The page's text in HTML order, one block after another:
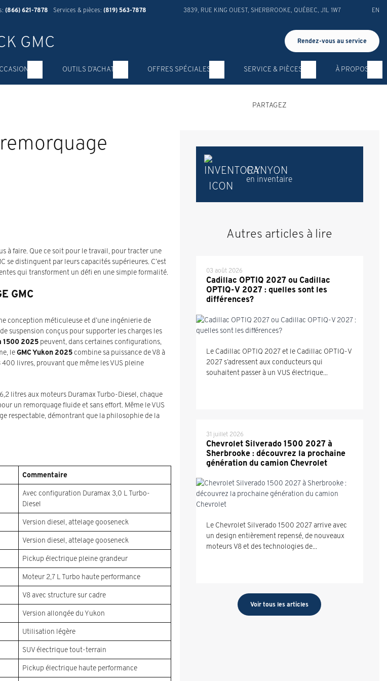
(866) 621-7878 Services & pièces: (819) 563-7878 3839, RUE KING OUEST SHERBROOKE QUÉBEC J1L 1W7 EN
Rendez-vous au service
OUTILS D’ACHAT OFFRES SPÉCIALES SERVICE & PIÈCES À PROPOS
PARTAGEZ
à faire. Que ce soit pour le travail, pour tracter une
se distinguent par leurs capacités supérieures. C’est
qui transforment un défi en une simple formalité.
GMC
conception méticuleuse et d’une ingénierie de
suspension conçus pour supporter les charges les
1500 2025 peuvent, dans certaines configurations,
leGMC Yukon 2025 combine sa puissance de V8 à
livres, prouvant que même les VUS pleine
litres aux moteurs Duramax Turbo-Diesel, chaque
un remorquage fluide et sans effort. Même le VUS
respectable, démontrant que la philosophie de la
Commentaire
Avec configuration Duramax 3,0 L Turbo-
Diesel
Version diesel, attelage gooseneck
Version diesel, attelage gooseneck
Pickup électrique pleine grandeur
Moteur 2,7 L Turbo haute performance
V8 avec structure sur cadre
Version allongée du Yukon
Utilisation légère
SUV électrique tout-terrain
Pickup électrique haute performance
CANYON
en inventaire
Autres articles à lire
03 août 2026
Cadillac OPTIQ 2027 ou Cadillac
OPTIQ-V 2027 : quelles sont les
différences?
Le Cadillac OPTIQ 2027 et le Cadillac OPTIQ-V
2027 s’adressent aux conducteurs qui
souhaitent passer à un VUS électrique...
31 juillet 2026
Chevrolet Silverado 1500 2027 à
Sherbrooke : découvrez la prochaine
génération du camion Chevrolet
Le Chevrolet Silverado 1500 2027 arrive avec
un design entièrement repensé, de nouveaux
moteurs V8 et des technologies de...
Voir tous les articles